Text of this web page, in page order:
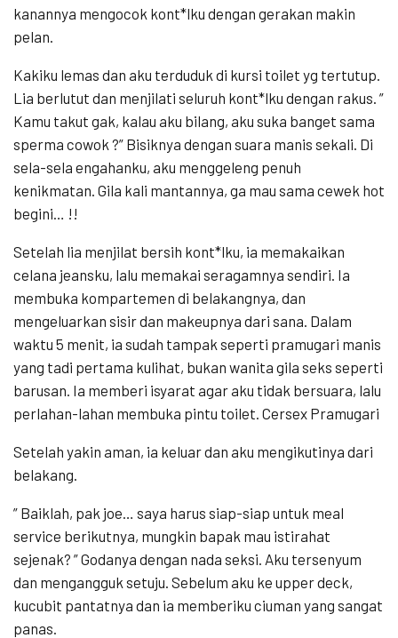
kanannya mengocok kont*lku dengan gerakan makin
pelan.
Kakiku lemas dan aku terduduk di kursi toilet yg tertutup.
Lia berlutut dan menjilati seluruh kont*lku dengan rakus. ”
Kamu takut gak, kalau aku bilang, aku suka banget sama
sperma cowok ?” Bisiknya dengan suara manis sekali. Di
sela-sela engahanku, aku menggeleng penuh
kenikmatan. Gila kali mantannya, ga mau sama cewek hot
begini… !!
Setelah lia menjilat bersih kont*lku, ia memakaikan
celana jeansku, lalu memakai seragamnya sendiri. Ia
membuka kompartemen di belakangnya, dan
mengeluarkan sisir dan makeupnya dari sana. Dalam
waktu 5 menit, ia sudah tampak seperti pramugari manis
yang tadi pertama kulihat, bukan wanita gila seks seperti
barusan. Ia memberi isyarat agar aku tidak bersuara, lalu
perlahan-lahan membuka pintu toilet. Cersex Pramugari
Setelah yakin aman, ia keluar dan aku mengikutinya dari
belakang.
” Baiklah, pak joe… saya harus siap-siap untuk meal
service berikutnya, mungkin bapak mau istirahat
sejenak? ” Godanya dengan nada seksi. Aku tersenyum
dan mengangguk setuju. Sebelum aku ke upper deck,
kucubit pantatnya dan ia memberiku ciuman yang sangat
panas.